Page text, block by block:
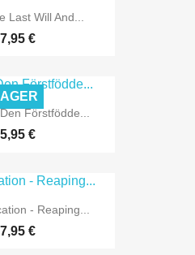
Last Will And...
€
Förstfödde...
€
- Reaping...
€